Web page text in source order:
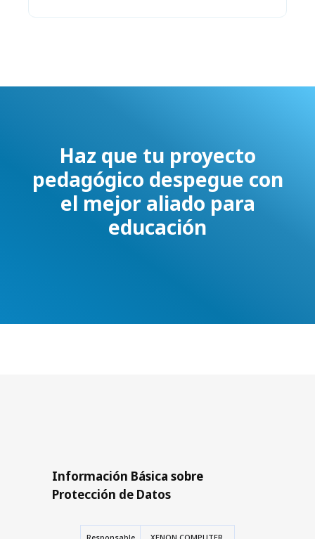
Haz que tu proyecto
pedagógico despegue con
el mejor aliado para
educación
Información Básica sobre
Protección de Datos